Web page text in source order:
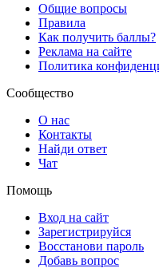
Общие вопросы
Правила
Как получить баллы?
Реклама на сайте
Политика
Сообщество
О нас
Контакты
Найди ответ
Чат
Помощь
Вход на сайт
Зарегистрируйся
Восстанови пароль
Добавь вопрос